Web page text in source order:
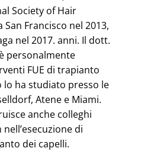
Society of Hair
Francisco nel 2013,
nel 2017. anni. Il dott.
personalmente
FUE di trapianto
lo ha studiato presso le
Atene e Miami.
anche colleghi
di
dei capelli.